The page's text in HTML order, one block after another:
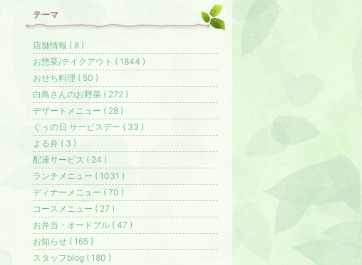
テーマ
店舗情報 ( 8 )
お惣菜/テイクアウト ( 1844 )
おせち料理 ( 50 )
白鳥さんのお野菜 ( 272 )
デザートメニュー ( 28 )
ぐぅの日 サービスデー ( 33 )
よる弁 ( 3 )
配達サービス ( 24 )
ランチメニュー ( 1031 )
ディナーメニュー ( 70 )
コースメニュー ( 27 )
お弁当・オードブル ( 47 )
お知らせ ( 165 )
スタッフblog ( 180 )